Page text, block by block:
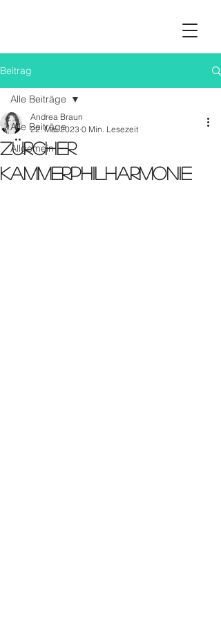
Beitrag
Alle Beiträge
Allgemein
Alle Beiträge
Zürcher
Kammerphilharmonie
Andrea Braun
22. Mai 2023 0 Min. Lesezeit